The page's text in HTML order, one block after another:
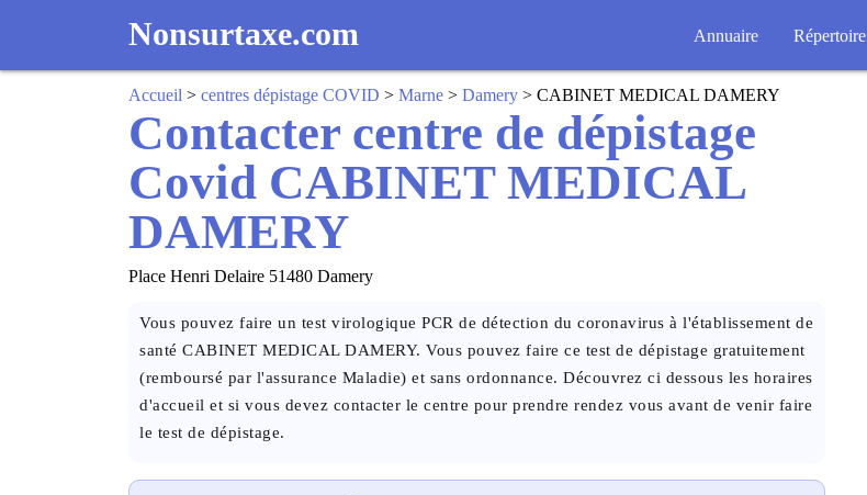
Nonsurtaxe.com Annuaire Répertoire
Accueil > centres dépistage COVID > Marne > Damery > CABINET MEDICAL DAMERY
Contacter centre de dépistage
Covid CABINET MEDICAL
DAMERY
Place Henri Delaire 51480 Damery
Vous pouvez faire un test virologique PCR de détection du coronavirus à l'établissement de
santé CABINET MEDICAL DAMERY. Vous pouvez faire ce test de dépistage gratuitement
(remboursé par l'assurance Maladie) et sans ordonnance. Découvrez ci dessous les horaires
d'accueil et si vous devez contacter le centre pour prendre rendez vous avant de venir faire
le test de dépistage.